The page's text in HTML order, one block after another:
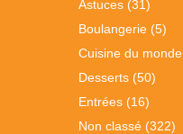
Astuces (31)
Boulangerie (5)
Cuisine du monde
Desserts (50)
Entrées (16)
Non classé (322)